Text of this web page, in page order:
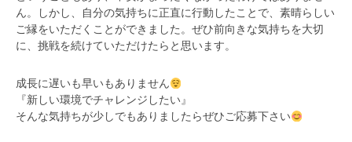
ん。しかし、自分の気持ちに正直に行動したことで、素晴らしい
ご縁をいただくことができました。ぜひ前向きな気持ちを大切
に、挑戦を続けていただけたらと思います。
成長に遅いも早いもありません
『新しい環境でチャレンジしたい』
そんな気持ちが少しでもありましたらぜひご応募下さい